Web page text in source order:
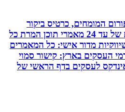
המומחים, כרטיס ביקור
מהפכני אישי פרסום של עד 24 מאמרי תוכן המרת כל
מדור אישי: כל המאמרים
בארץ: קישור סמוי
לעסקים בדף הראשי של